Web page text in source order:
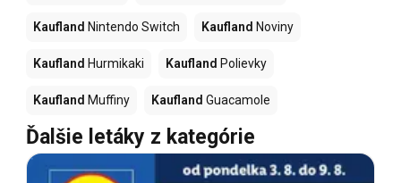
Kaufland Nintendo Switch Kaufland Noviny
Kaufland Hurmikaki Kaufland Polievky
Kaufland Muffiny Kaufland Guacamole
Ďalšie letáky z kategórie